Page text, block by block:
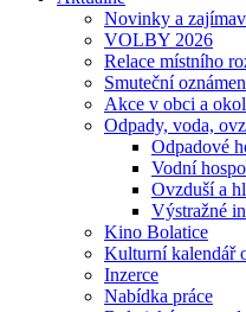
Novinky a
VOLBY 2026
Relace místního
Smuteční
Akce v obci a
Odpady, voda,
Odpadové
Vodní
Ovzduší a
Výstražné
Kino Bolatice
Kulturní kalendář
Inzerce
Nabídka práce